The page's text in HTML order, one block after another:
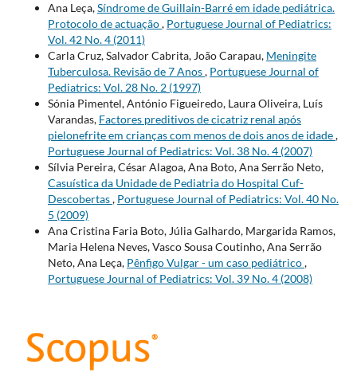
Ana Leça,Síndrome de Guillain-Barré em idade pediátrica.
Protocolo de actuação, Portuguese Journal of Pediatrics:
Vol. 42 No. 4 (2011)
Carla Cruz, Salvador Cabrita, João Carapau, Meningite
Tuberculosa. Revisão de 7 Anos, Portuguese Journal of
Pediatrics: Vol. 28 No. 2 (1997)
Sónia Pimentel, António Figueiredo, Laura Oliveira, Luís
Varandas, Factores preditivos de cicatriz renal após
pielonefrite em crianças com menos de dois anos de idade,
Portuguese Journal of Pediatrics: Vol. 38 No. 4 (2007)
Sílvia Pereira, César Alagoa, Ana Boto, Ana Serrão Neto,
Casuística da Unidade de Pediatria do Hospital Cuf-
Descobertas, Portuguese Journal of Pediatrics: Vol. 40 No.
5 (2009)
Ana Cristina Faria Boto, Júlia Galhardo, Margarida Ramos,
Maria Helena Neves, Vasco Sousa Coutinho, Ana Serrão
Neto, Ana Leça, Pênfigo Vulgar - um caso pediátrico,
Portuguese Journal of Pediatrics: Vol. 39 No. 4 (2008)